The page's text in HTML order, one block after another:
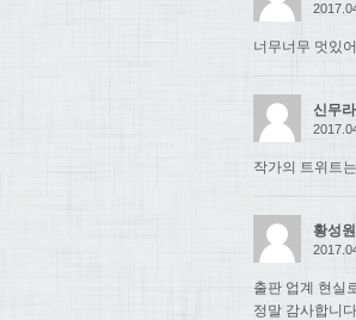
너무너무 멋있
신무
작가의 트위트
황성원
출판 업계 현실
정말 감사합니다